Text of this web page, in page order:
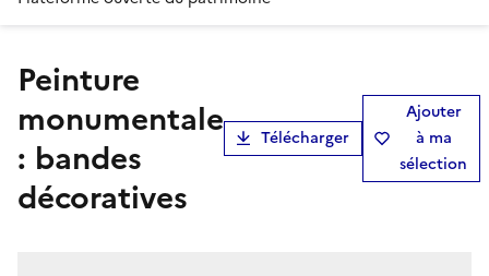
peinture
monumentale
: bandes
décoratives
Télécharger
Ajouter
à ma
sélection